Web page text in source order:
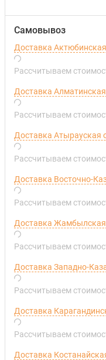
Самовывоз
Доставка
Рассчитываем
Доставка
Рассчитываем
Доставка Атырауская
Рассчитываем
Доставка Восточно-
Рассчитываем
Доставка Жамбылская
Рассчитываем
Доставка Западно-
Рассчитываем
Доставка
Рассчитываем
Доставка